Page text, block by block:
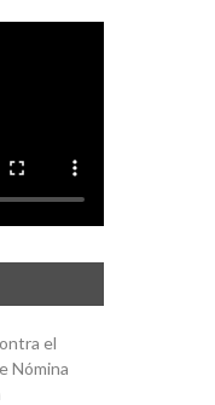
el
Nómina